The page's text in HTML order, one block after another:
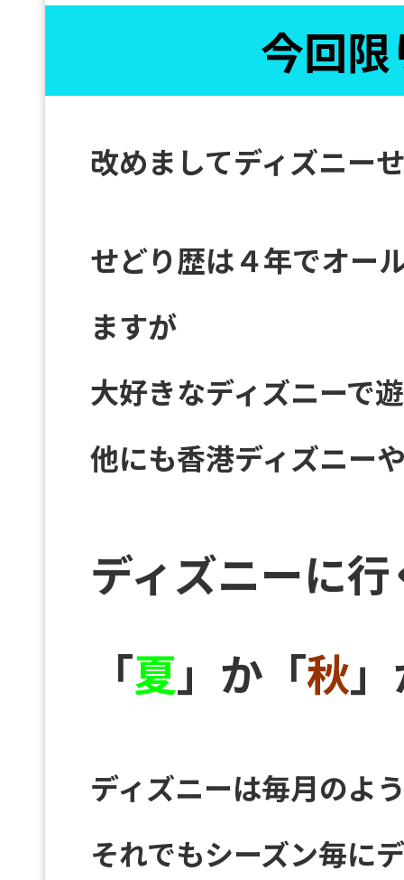
今回
改めましてディズニー
せどり歴は４年でオー
ますが
大好きなディズニーで
他にも香港ディズニー
ディズニーに
「夏」か「秋
ディズニーは毎月のよ
それでもシーズン毎に